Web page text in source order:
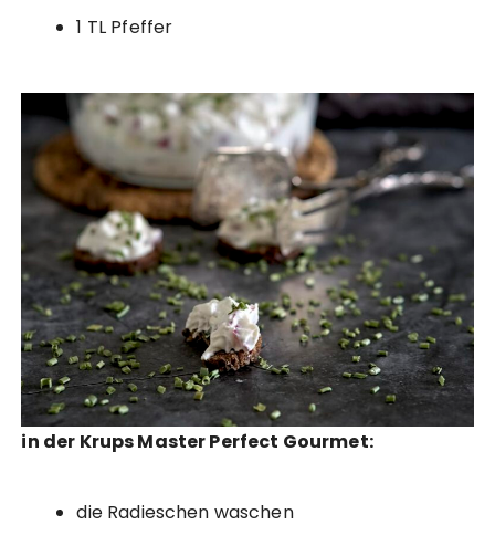
1 TL Pfeffer
in der Krups Master Perfect Gourmet:
die Radieschen waschen